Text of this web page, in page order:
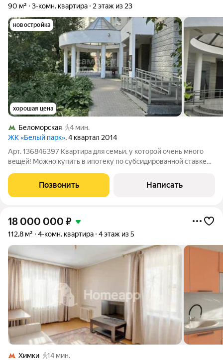
90 м² 3-комн. квартира 2 этаж из 23
новостройка
хорошая цена
Беломорская
4 мин.
ЖК «Белый парк», 4 квартал 2014
Арт. 136846397 Квартира для семьи, у которой очень много
вещей! Можно купить в ипотеку по субсидированной ставке
свободной планировки на 2-м этаже. Соседи ремонт уже
сделали. Преимущества
Позвонить Написать
18 000 000 ₽
112,8 м² 4-комн. квартира 4 этаж из 5
Химки
14 мин.